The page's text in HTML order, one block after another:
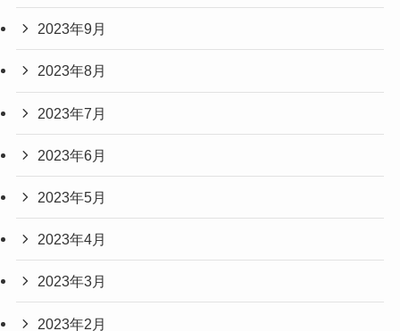
2023年9月
2023年8月
2023年7月
2023年6月
2023年5月
2023年4月
2023年3月
2023年2月